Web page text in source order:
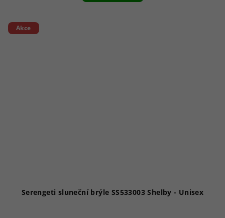
Akce
Serengeti sluneční brýle SS533003 Shelby - Unisex